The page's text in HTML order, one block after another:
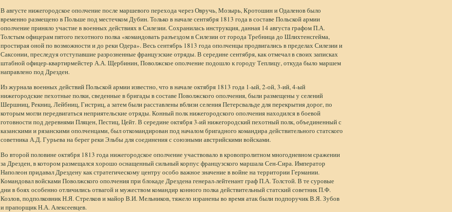
В августе нижегородское ополчение после маршевого перехода через Овручь, Мозырь, Кротошин и Одаленов было
временно размещено в Польше под местечком Дубин. Только в начале сентября 1813 года в составе Польской армии
ополчение приняло участие в военных действиях в Силезии. Сохранилась инструкция, данная 14 августа графом П.А.
Толстым офицерам пятого пехотного полка «командовать разъездом в Силезии от города Требница до Шлихтенсгейма,
простирая оной по возможности и до реки Одера». Весь сентябрь 1813 года ополченцы продвигались в пределах Силезии и
Саксонии, преследуя отступавшие разрозненные французские отряды. В середине сентября, как отмечал в своих записках
штабной офицер-квартирмейстер А.А. Щербинин, Поволжское ополчение подошло к городу Теплицу, откуда было маршем
направлено под Дрезден.
Из журнала военных действий Польской армии известно, что в начале октября 1813 года 1-ый, 2-ой, 3-ий, 4-ый
нижегородские пехотные полки, сведенные в бригады в составе Поволжского ополчения, были размещены у селений
Шершниц, Рекниц, Лейбниц, Гистриц, а затем были расставлены вблизи селения Петерсвальде для перекрытия дорог, по
которым могли передвигаться неприятельские отряды. Конный полк нижегородского ополчения находился в боевой
готовности под деревнями Пляцен, Пестиц, Цейт. В середине октября 3-ий нижегородский пехотный полк, объединенный с
казанскими и рязанскими ополченцами, был откомандирован под началом бригадного командира действительного статского
советника А.Д. Гурьева на берег реки Эльбы для соединения с союзными австрийскими войсками.
Во второй половине октября 1813 года нижегородское ополчение участвовало в кровопролитном многодневном сражении
за Дрезден, в котором размещался хорошо оснащенный сильный корпус французского маршала Сен-Сира. Император
Наполеон придавал Дрездену как стратегическому центру особо важное значение в войне на территории Германии.
Командовал войсками Поволжского ополчения при блокаде Дрездена генерал-лейтенант граф П.А. Толстой. В те суровые
дни в боях особенно отличились отвагой и мужеством командир конного полка действительный статский советник П.Ф.
Козлов, подполковник Н.Я. Стрелков и майор В.И. Мельников, тяжело изранены во время атак были подпоручик В.Я. Зубов
и прапорщик Н.А. Алексеевцев.